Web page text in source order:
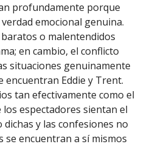
profundamente porque
emocional genuina.
o malentendidos
en cambio, el conflicto
situaciones genuinamente
encuentran Eddie y Trent.
tan efectivamente como el
espectadores sientan el
dichas y las confesiones no
se encuentran a sí mismos